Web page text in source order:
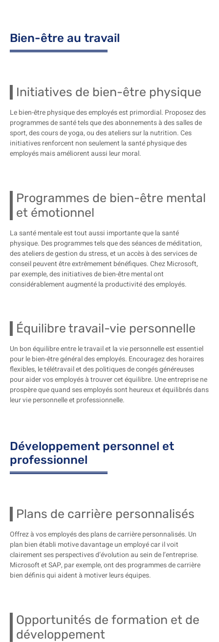
Bien-être au travail
Initiatives de bien-être physique
Le bien-être physique des employés est primordial. Proposez des
programmes de santé tels que des abonnements à des salles de
sport, des cours de yoga, ou des ateliers sur la nutrition. Ces
initiatives renforcent non seulement la santé physique des
employés mais améliorent aussi leur moral.
Programmes de bien-être mental
et émotionnel
La santé mentale est tout aussi importante que la santé
physique. Des programmes tels que des séances de méditation,
des ateliers de gestion du stress, et un accès à des services de
conseil peuvent être extrêmement bénéfiques. Chez Microsoft,
par exemple, des initiatives de bien-être mental ont
considérablement augmenté la productivité des employés.
Équilibre travail-vie personnelle
Un bon équilibre entre le travail et la vie personnelle est essentiel
pour le bien-être général des employés. Encouragez des horaires
flexibles, le télétravail et des politiques de congés généreuses
pour aider vos employés à trouver cet équilibre. Une entreprise ne
prospère que quand ses employés sont heureux et équilibrés dans
leur vie personnelle et professionnelle.
Développement personnel et
professionnel
Plans de carrière personnalisés
Offrez à vos employés des plans de carrière personnalisés. Un
plan bien établi motive davantage un employé car il voit
clairement ses perspectives d’évolution au sein de l’entreprise.
Microsoft et SAP, par exemple, ont des programmes de carrière
bien définis qui aident à motiver leurs équipes.
Opportunités de formation et de
développement